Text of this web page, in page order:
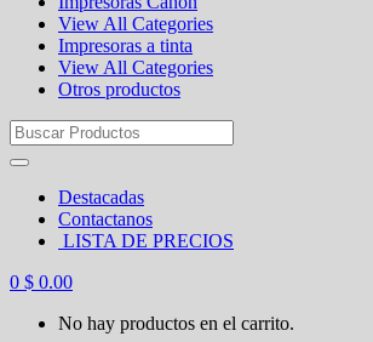
View All Categories
Impresoras a tinta
View All Categories
Otros productos
Search
for:
Destacadas
Contactanos
LISTA DE PRECIOS
0 $ 0.00
No hay productos en el carrito.